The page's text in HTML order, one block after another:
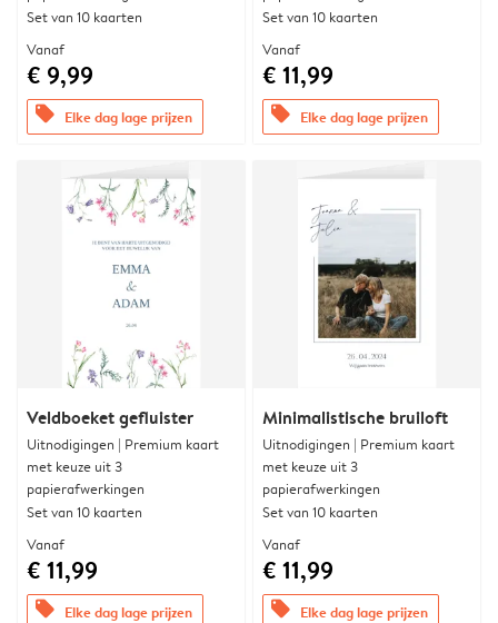
Set van 10 kaarten
Vanaf
€ 9,99
offers Elke dag lage prijzen
Set van 10 kaarten
Vanaf
€ 11,99
offers Elke dag lage prijzen
Veldboeket gefluister
Uitnodigingen | Premium kaart
met keuze uit 3
papierafwerkingen
Set van 10 kaarten
Vanaf
€ 11,99
offers Elke dag lage prijzen
Minimalistische bruiloft
Uitnodigingen | Premium kaart
met keuze uit 3
papierafwerkingen
Set van 10 kaarten
Vanaf
€ 11,99
offers Elke dag lage prijzen